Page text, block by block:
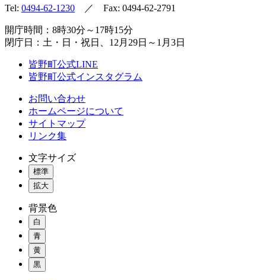
Tel: 0494-62-1230 ／ Fax: 0494-62-2791
開庁時間：8時30分～17時15分
閉庁日：土・日・祝日、12月29日～1月3日
皆野町公式LINE
皆野町公式インスタグラム
お問い合わせ
ホームページについて
サイトマップ
リンク集
文字サイズ
標準
拡大
背景色
白
青
黄
黒